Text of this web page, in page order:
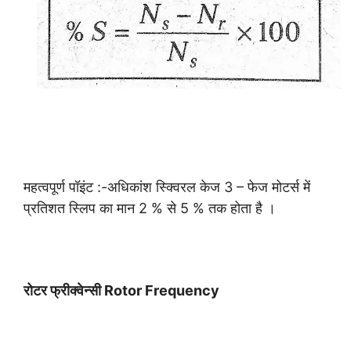
महत्वपूर्ण पॉइंट :-अधिकांश स्क्विरल केज 3 – फेज मोटर्स में
प्रतिशत स्लिप का मान 2 % से 5 % तक होता है ।
रोटर फ्रीक्वेन्सी Rotor Frequency